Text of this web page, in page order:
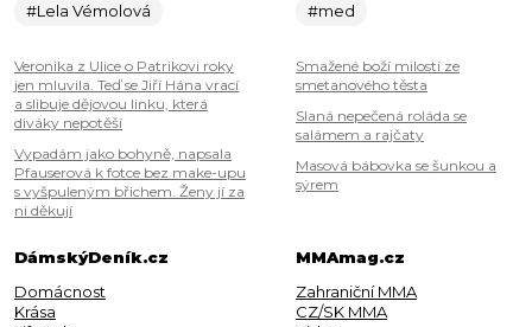
#Lela Vémolová
Veronika z Ulice o Patrikovi roky
jen mluvila. Teď se Jiří Hána vrací
a slibuje dějovou linku, která
diváky nepotěší
Vypadám jako bohyně, napsala
Pfauserová k fotce bez make-upu
s vyšpuleným břichem. Ženy jí za
ni děkují
#med
Smažené boží milosti ze
smetanového těsta
Slaná nepečená roláda se
salámem a rajčaty
Masová bábovka se šunkou a
sýrem
DámskýDeník.cz
Domácnost
Krása
MMAmag.cz
Zahraniční MMA
CZ/SK MMA